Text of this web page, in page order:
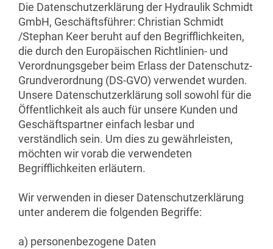
Die Datenschutzerklärung der Hydraulik Schmidt
GmbH, Geschäftsführer: Christian Schmidt
/Stephan Keer beruht auf den Begrifflichkeiten,
die durch den Europäischen Richtlinien- und
Verordnungsgeber beim Erlass der Datenschutz-
Grundverordnung (DS-GVO) verwendet wurden.
Unsere Datenschutzerklärung soll sowohl für die
Öffentlichkeit als auch für unsere Kunden und
Geschäftspartner einfach lesbar und
verständlich sein. Um dies zu gewährleisten,
möchten wir vorab die verwendeten
Begrifflichkeiten erläutern.
Wir verwenden in dieser Datenschutzerklärung
unter anderem die folgenden Begriffe:
a) personenbezogene Daten